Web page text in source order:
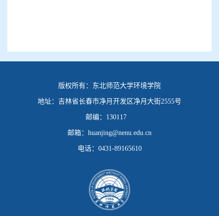
版权所有： 东北师范大学环境学院
地址： 吉林省长春市净月开发区净月大街2555号
邮编： 130117
邮箱： huanjing@nenu.edu.cn
电话： 0431-89165610